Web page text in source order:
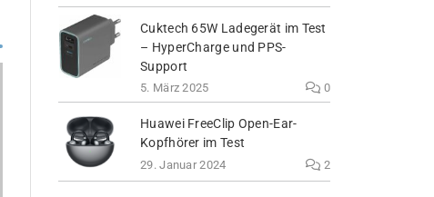
Cuktech 65W Ladegerät im Test
– HyperCharge und PPS-
Support
5. März 2025 0
Huawei FreeClip Open-Ear-
Kopfhörer im Test
29. Januar 2024 2